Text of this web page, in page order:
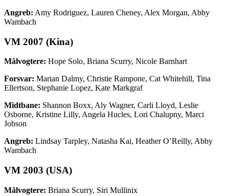
Angreb: Amy Rodriguez, Lauren Cheney, Alex Morgan, Abby
Wambach
VM 2007 (Kina)
Målvogtere: Hope Solo, Briana Scurry, Nicole Barnhart
Forsvar: Marian Dalmy, Christie Rampone, Cat Whitehill, Tina
Ellertson, Stephanie Lopez, Kate Markgraf
Midtbane: Shannon Boxx, Aly Wagner, Carli Lloyd, Leslie
Osborne, Kristine Lilly, Angela Hucles, Lori Chalupny, Marci
Jobson
Angreb: Lindsay Tarpley, Natasha Kai, Heather O’Reilly, Abby
Wambach
VM 2003 (USA)
Målvogtere: Briana Scurry, Siri Mullinix